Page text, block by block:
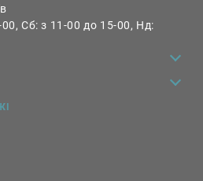
00, Сб: з 11-00 до 15-00, Нд: